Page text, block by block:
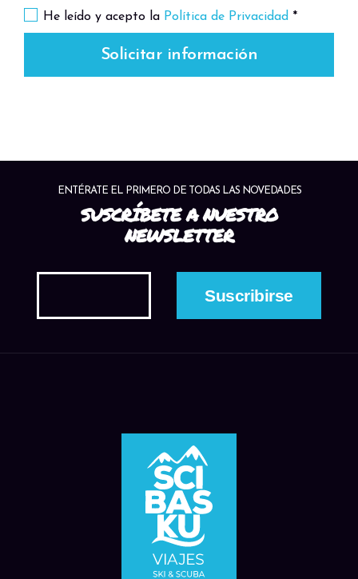
He leído y acepto la Política de Privacidad *
Solicitar información
ENTÉRATE EL PRIMERO DE TODAS LAS NOVEDADES
SUSCRÍBETE A NUESTRO
NEWSLETTER